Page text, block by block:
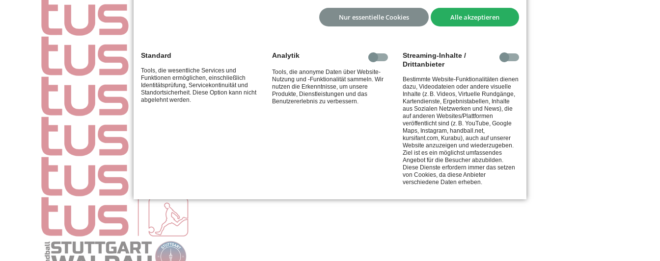
Nur essentielle Cookies Alle akzeptieren
Standard
Tools, die wesentliche Services und
Funktionen ermöglichen, einschließlich
Identitätsprüfung, Servicekontinuität und
Standortsicherheit. Diese Option kann nicht
abgelehnt werden.
Analytik
Tools, die anonyme Daten über Website-
Nutzung und -Funktionalität sammeln. Wir
nutzen die Erkenntnisse, um unsere
Produkte, Dienstleistungen und das
Benutzererlebnis zu verbessern.
Streaming-Inhalte /
Drittanbieter
Bestimmte Website-Funktionalitäten dienen
dazu, Videodateien oder andere visuelle
Inhalte (z. B. Videos, Virtuelle Rundgänge,
Kartendienste, Ergebnistabellen, Inhalte
aus Sozialen Netzwerken und News), die
auf anderen Websites/Plattformen
veröffentlicht sind (z. B. YouTube, Google
Maps, Instagram, handball.net,
kursifant.com, Kurabu), auch auf unserer
Website anzuzeigen und wiederzugeben.
Ziel ist es ein möglichst umfassendes
Angebot für die Besucher abzubilden.
Diese Dienste erfordern immer das setzen
von Cookies, da diese Anbieter
verschiedene Daten erheben.